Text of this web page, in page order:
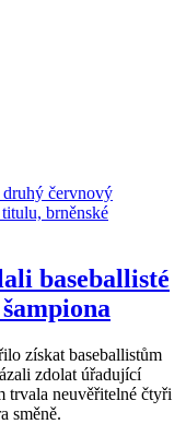
baseballisté
získat baseballistům
zdolat úřadující
trvala neuvěřitelné čtyři
směně.